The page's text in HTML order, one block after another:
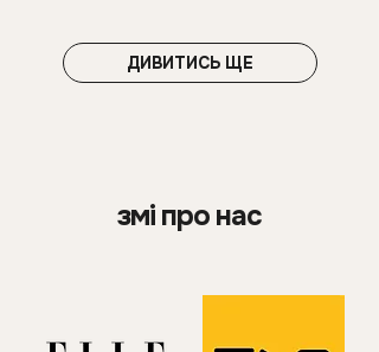
ДИВИТИСЬ ЩЕ
змі про нас